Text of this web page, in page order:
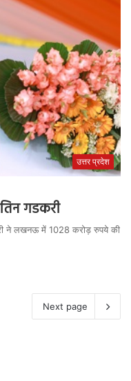
उत्तर प्रदेश
गडकरी
ने लखनऊ में 1028 करोड़ रुपये की
Next page